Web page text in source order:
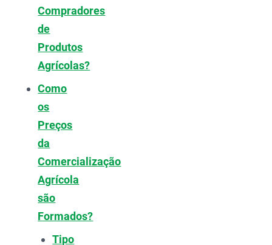
Compradores
de
Produtos
Agrícolas?
Como
os
Preços
da
Comercialização
Agrícola
são
Formados?
Tipo